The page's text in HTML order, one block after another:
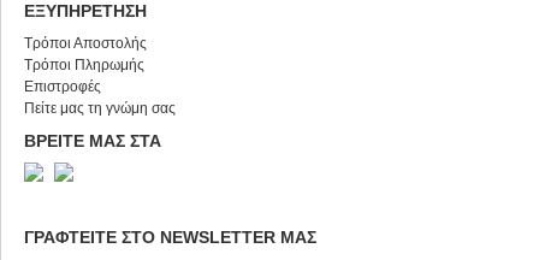
ΕΞΥΠΗΡΕΤΗΣΗ
Τρόποι Αποστολής
Τρόποι Πληρωμής
Επιστροφές
Πείτε μας τη γνώμη σας
ΒΡΕΙΤΕ ΜΑΣ ΣΤΑ
ΓΡΑΦΤΕΙΤΕ ΣΤΟ NEWSLETTER ΜΑΣ